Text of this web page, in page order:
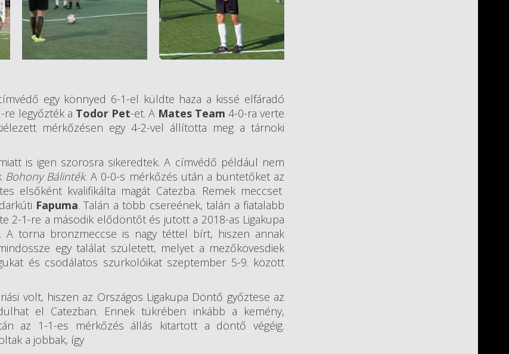
egy könnyed 6-1-el küldte haza a kissé elfáradó
re legyőzték a Todor Pet-et. A Mates Team 4-0-ra verte
mérkőzésen egy 4-2-vel állította meg a tárnoki
is igen szorosra sikeredtek. A címvédő például nem
Bohony Bálinték. A 0-0-s mérkőzés után a büntetőket az
elsőként kvalifikálta magát Catezba. Remek meccset
Fapuma. Talán a több csereének, talán a fiatalabb
2-1-re a második elődöntőt és jutott a 2018-as Ligakupa
A torna bronzmeccse is nagy téttel bírt, hiszen annak
egy találat született, melyet a mezőkövesdiek
és csodálatos szurkolóikat szeptember 5-9. között
volt, hiszen az Országos Ligakupa Döntő győztese az
el Catezban. Ennek tükrében inkább a kemény,
az 1-1-es mérkőzés állás kitartott a döntő végéig.
a jobbak, így